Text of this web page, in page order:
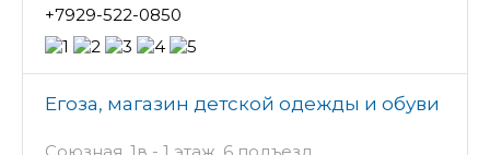
+7929-522-0850
Егоза, магазин детской одежды и обуви